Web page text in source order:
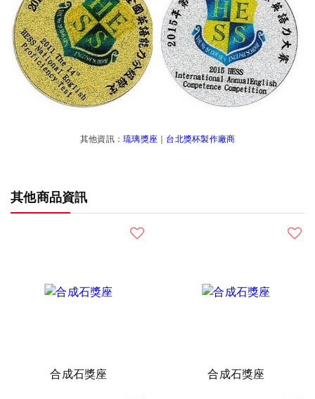
其他資訊： 琉璃獎座 台北獎杯製作廠商
其他商品資訊
合成石獎座 合成石獎座